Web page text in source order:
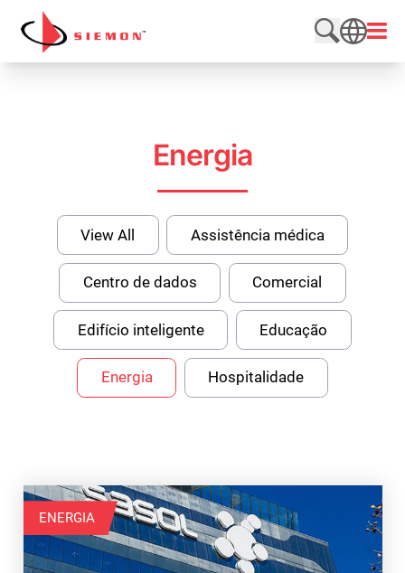
Pular para o conteúdo
Pesquisar
Abrir
SEARCH
Energia
View All Assistência médica
Centro de dados Comercial
Edifício inteligente Educação
Energia Hospitalidade
ENERGIA